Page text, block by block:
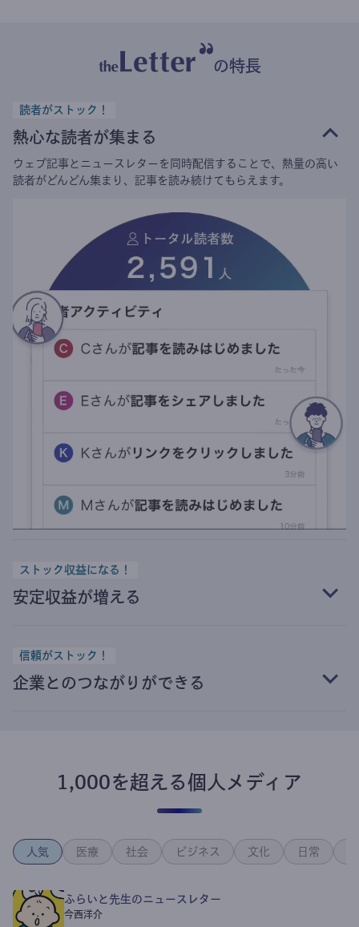
の特長
読者がストック！
熱心な読者が集まる
ウェブ記事とニュースレターを同時配信することで、熱量の高い
読者がどんどん集まり、記事を読み続けてもらえます。
ストック収益になる！
安定収益が増える
信頼がストック！
企業とのつながりができる
1,000を超える個人メディア
人気 医療 社会 ビジネス 文化 日常
ふらいと先生のニュースレター
今西洋介